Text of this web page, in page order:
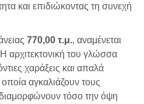
και επιδιώκοντας τη συνεχή
770,00 τ.μ., αναμένεται
αρχιτεκτονική του γλώσσα
χαράξεις και απαλά
αγκαλιάζουν τους
τόσο την όψη